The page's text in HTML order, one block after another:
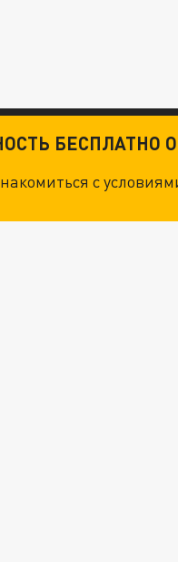
БЕСПЛАТНО
с